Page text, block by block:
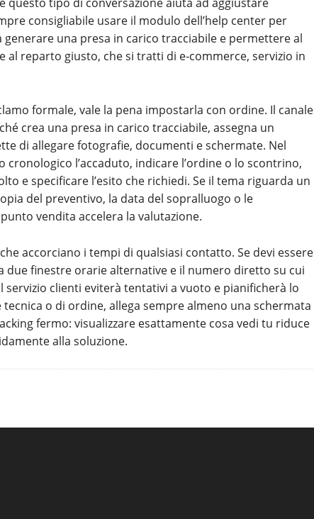
consigliabile usare il modulo dell’help center per
una presa in carico tracciabile e permettere al
al reparto giusto, che si tratti di e-commerce, servizio in
formale, vale la pena impostarla con ordine. Il canale
crea una presa in carico tracciabile, assegna un
di allegare fotografie, documenti e schermate. Nel
l’accaduto, indicare l’ordine o lo scontrino,
e specificare l’esito che richiedi. Se il tema riguarda un
del preventivo, la data del sopralluogo o le
vendita accelera la valutazione.
accorciano i tempi di qualsiasi contatto. Se devi essere
due finestre orarie alternative e il numero diretto su cui
servizio clienti eviterà tentativi a vuoto e pianificherà lo
o di ordine, allega sempre almeno una schermata
fermo: visualizzare esattamente cosa vedi tu riduce
alla soluzione.